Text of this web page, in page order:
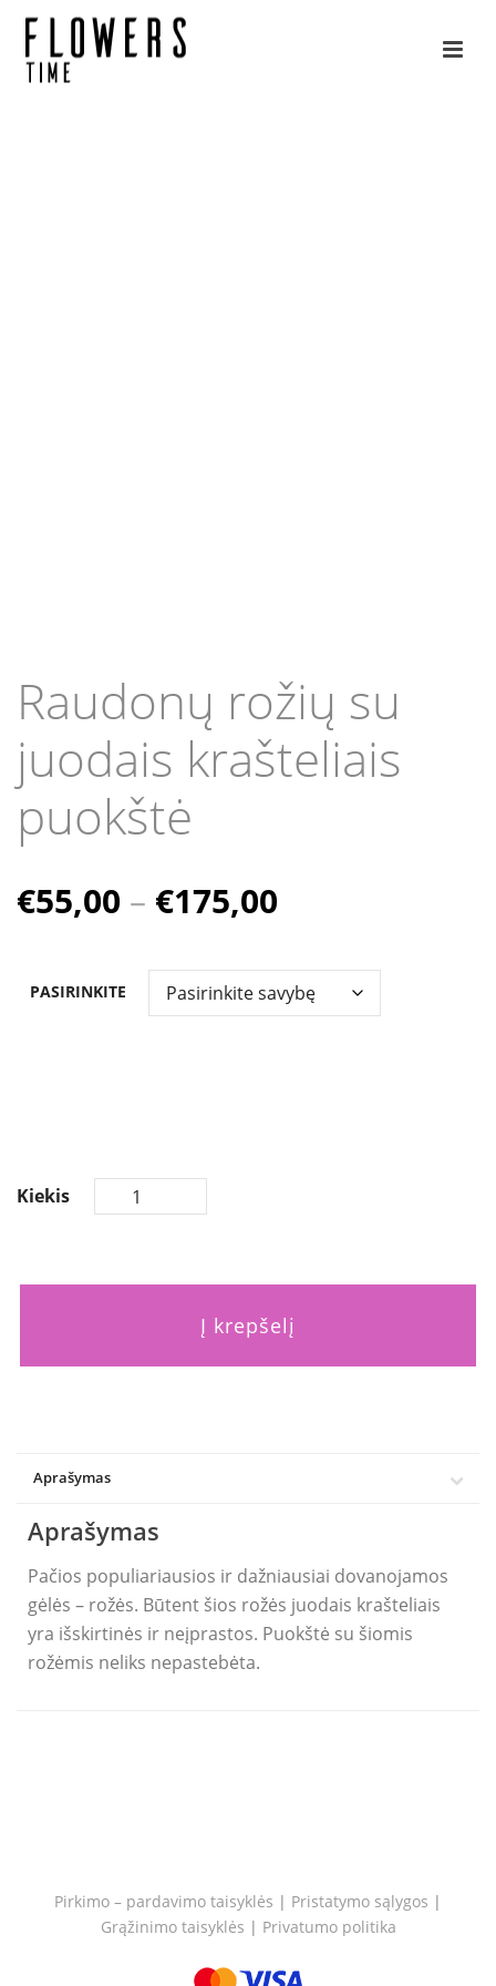
Raudonų rožių su
juodais krašteliais
puokštė
€55,00 – €175,00
€55,00
PASIRINKITE
Kiekis
Į krepšelį
Aprašymas
Aprašymas
Pačios populiariausios ir dažniausiai dovanojamos
gėlės – rožės. Būtent šios rožės juodais krašteliais
yra išskirtinės ir neįprastos. Puokštė su šiomis
rožėmis neliks nepastebėta.
Pirkimo – pardavimo taisyklės | Pristatymo sąlygos |
Grąžinimo taisyklės | Privatumo politika